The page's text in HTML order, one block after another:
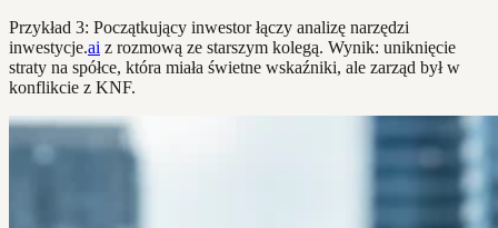
Przykład 3: Początkujący inwestor łączy analizę narzędzi
inwestycje.ai z rozmową ze starszym kolegą. Wynik: uniknięcie
straty na spółce, która miała świetne wskaźniki, ale zarząd był w
konflikcie z KNF.